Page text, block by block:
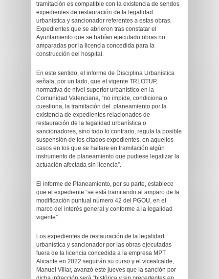
tramitación es compatible con la existencia de sendos
expedientes de restauración de la legalidad
urbanística y sancionador referentes a estas obras.
Expedientes que se abrieron tras constatar el
Ayuntamiento que se habían ejecutado obras no
amparadas por la licencia concedida para la
construcción del hospital.
En este sentido, el informe de Disciplina Urbanística
señala, por un lado, que el vigente TRLOTUP,
normativa de nivel superior urbanístico en la
Comunidad Valenciana, “no impide, condiciona o
cuestiona, la tramitación del planeamiento por la
existencia de expedientes relacionados de
restauración de la legalidad urbanística o
sancionadores, sino todo lo contrario, regula la posible
suspensión de los citados expedientes, en aquellos
casos en los que se hallare en tramitación algún
instrumento de planeamiento que pudiese legalizar la
actuación afectada sin licencia”.
El informe de Planeamiento, por su parte, establece
que el expediente “se está tramitando al amparo de la
modificación puntual número 42 del PGOU, en el
marco del interés general y conforme a la legalidad
vigente”.
Los expedientes de restauración de la legalidad
urbanística y sancionador por las obras ejecutadas
fuera de la licencia concedida a la empresa MPT
Alicante en 2022 seguirán su curso y el vicealcalde,
Manuel Villar, avanzó este jueves que la sanción por